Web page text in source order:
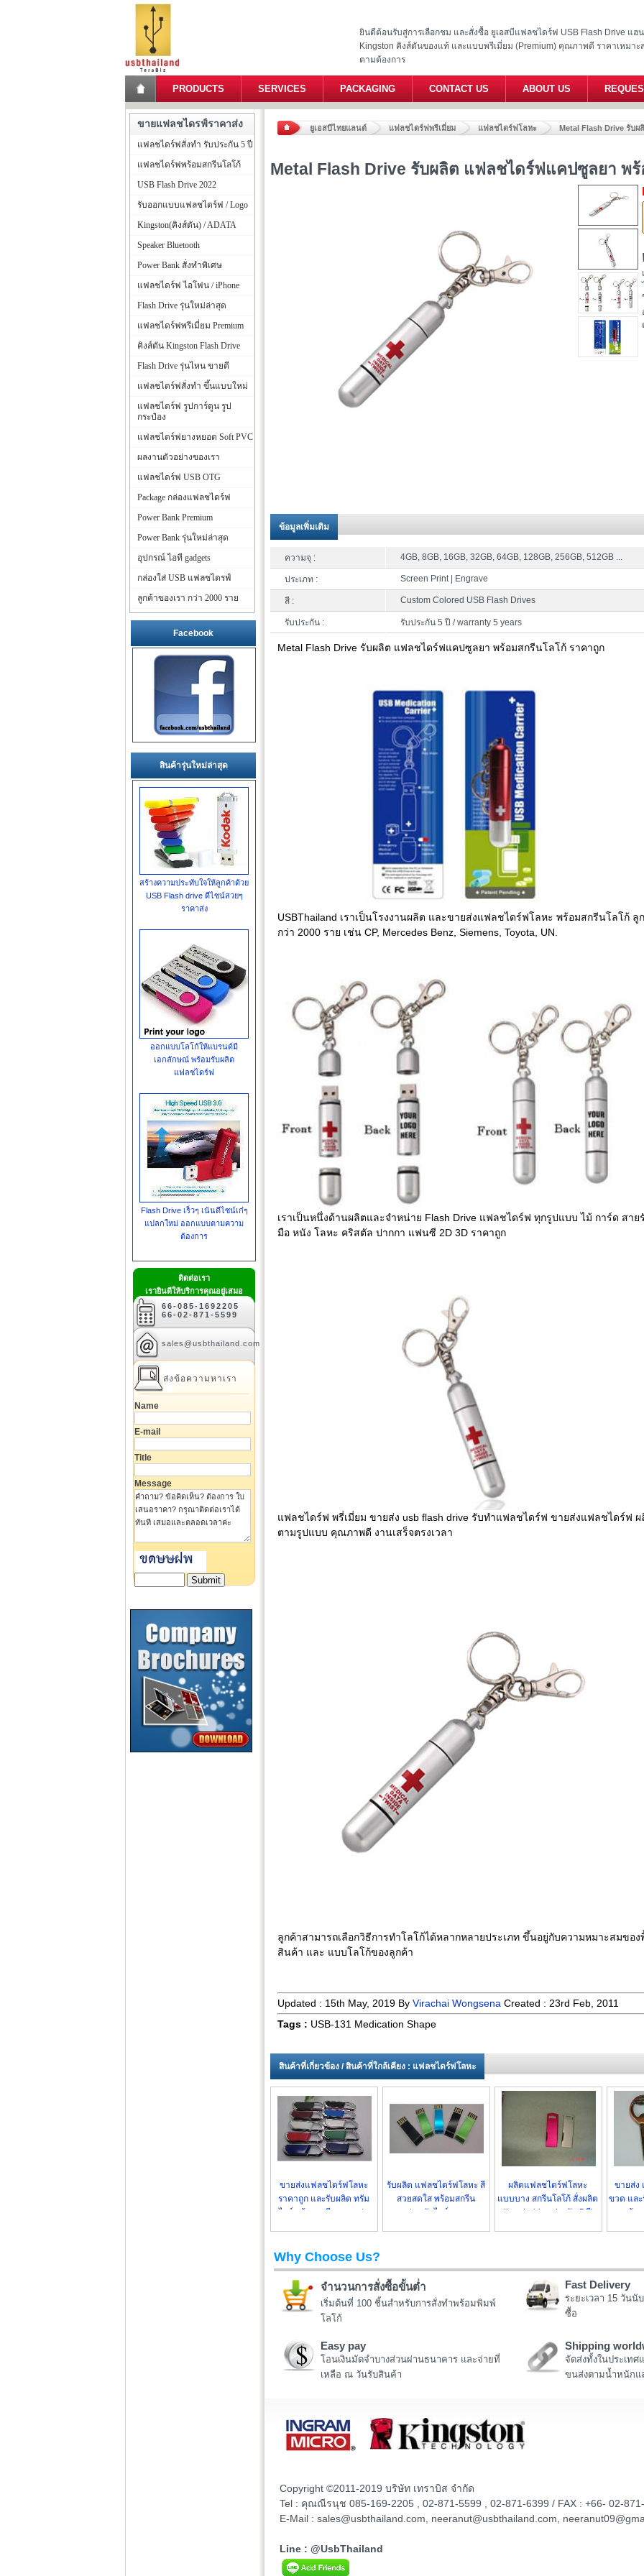
ยินดีต้อนรับสู่การเลือกชม และสั่งซื้อ ยูเอสบีแฟลชไดร์ฟ USB Flash Drive แฮ
Kingston คิงส์ตันของแท้ และแบบพรีเมี่ยม (Premium) คุณภาพดี ราคาเหมา
ตามต้องการ
PRODUCTS SERVICES PACKAGING CONTACT US ABOUT US
ยูเอสบีไทยแลนด์ แฟลชไดร์ฟพรีเมี่ยม แฟลชไดร์ฟโลหะ Metal Flash Drive รับ
Metal Flash Drive รับผลิต แฟลชไดร์ฟแคปซูลยา พ
ข้อมูลเพิ่มเติม
ความจุ : 4GB, 8GB, 16GB, 32GB, 64GB, 128GB, 256GB, 512GB ...
ประเภท : Screen Print | Engrave
สี : Custom Colored USB Flash Drives
รับประกัน : รับประกัน 5 ปี / warranty 5 years
Metal Flash Drive รับผลิต แฟลชไดร์ฟแคปซูลยา พร้อมสกรีนโลโก้ ราคาถูก
USBThailand เราเป็นโรงงานผลิต และขายส่งแฟลชไดร์ฟโลหะ พร้อมสกรีนโลโก้ ลู
กว่า 2000 ราย เช่น CP, Mercedes Benz, Siemens, Toyota, UN.
เราเป็นหนึ่งด้านผลิตและจำหน่าย Flash Drive แฟลชไดร์ฟ ทุกรูปแบบ ไม้ การ์ด สาย
มือ หนัง โลหะ คริสตัล ปากกา แฟนซี 2D 3D ราคาถูก
แฟลชไดร์ฟ พรี่เมี่ยม ขายส่ง usb flash drive รับทำแฟลชไดร์ฟ ขายส่งแฟลชไดร์ฟ ผ
ตามรูปแบบ คุณภาพดี งานเสร็จตรงเวลา
ลูกค้าสามารถเลือกวิธีการทำโลโก้ได้หลากหลายประเภท ขึ้นอยู่กับความหมาะสมของ
สินค้า และ แบบโลโก้ของลูกค้า
Updated : 15th May, 2019 By Virachai Wongsena Created : 23rd Feb, 2011
Tags : USB-131 Medication Shape
สินค้าที่เกี่ยวข้อง / สินค้าที่ใกล้เคียง : แฟลชไดร์ฟโลหะ
ขายส่งแฟลชไดร์ฟโลหะ
ราคาถูก และรับผลิต ทรัม
ไดร์ พร้อมสกรีน ราคาส่ง
รับผลิต แฟลชไดร์ฟโลหะ สี
สวยสดใส พร้อมสกรีน
ขายส่ง ทรัมไดร์ ราคาถูก
ผลิตแฟลชไดร์ฟโลหะ
แบบบาง สกรีนโลโก้ สั่งผลิต
thumb drive ประกัน 5 ปี
ขายส่ง
ขวด และ
พร้อ
Why Choose Us?
จำนวนการสั่งซื้อขั้นต่ำ
เริ่มต้นที่ 100 ชิ้นสำหรับการสั่งทำพร้อมพิมพ์
โลโก้
Fast Delivery
ระยะเวลา 15 วัน
ซื้อ
Easy pay
โอนเงินมัดจำบางส่วนผ่านธนาคาร และจ่ายที่
เหลือ ณ วันรับสินค้า
Shipping
จัดส่งทั้งในประเทศ
ขนส่งตามน้ำหนักแ
Copyright ©2011-2019 บริษัท เทราบิส จำกัด
Tel : คุณณีรนุช 085-169-2205 , 02-871-5599 , 02-871-6399 / FAX : +66- 02-
E-Mail : sales@usbthailand.com, neeranut@usbthailand.com,
Line : @UsbThailand
ขายแฟลชไดรฟ์ราคาส่ง
แฟลชไดร์ฟสั่งทำ รับประกัน 5 ปี
แฟลชไดร์ฟพร้อมสกรีนโลโก้
USB Flash Drive 2022
รับออกแบบแฟลชไดร์ฟ / Logo
Kingston(คิงส์ตัน) / ADATA
Speaker Bluetooth
Power Bank สั่งทำพิเศษ
แฟลชไดร์ฟ ไอโฟน / iPhone
Flash Drive รุ่นใหม่ล่าสุด
แฟลชไดร์ฟพรีเมี่ยม Premium
คิงส์ตัน Kingston Flash Drive
Flash Drive รุ่นไหน ขายดี
แฟลชไดร์ฟสั่งทำ ขึ้นแบบใหม่
แฟลชไดร์ฟ รูปการ์ตูน รูป
กระป๋อง
แฟลชไดร์ฟยางหยอด Soft PVC
ผลงานตัวอย่างของเรา
แฟลชไดร์ฟ USB OTG
Package กล่องแฟลชไดร์ฟ
Power Bank Premium
Power Bank รุ่นใหม่ล่าสุด
อุปกรณ์ ไอที gadgets
กล่องใส่ USB แฟลชไดรฟ์
ลูกค้าของเรา กว่า 2000 ราย
Facebook
สินค้ารุ่นใหม่ล่าสุด
สร้างความประทับใจให้ลูกค้าด้วย
USB Flash drive ดีไซน์สวยๆ
ราคาส่ง
ออกแบบโลโก้ให้แบรนด์มี
เอกลักษณ์ พร้อมรับผลิต
แฟลชไดร์ฟ
Flash Drive เร็วๆ เน้นดีไซน์เก๋ๆ
แปลกใหม่ ออกแบบตามความ
ต้องการ
ติดต่อเรา
เรายินดีให้บริการคุณอยู่เสมอ
66-085-1692205
66-02-871-5599
sales@usbthailand.com
ส่งข้อความหาเรา
Name
E-mail
Title
Message